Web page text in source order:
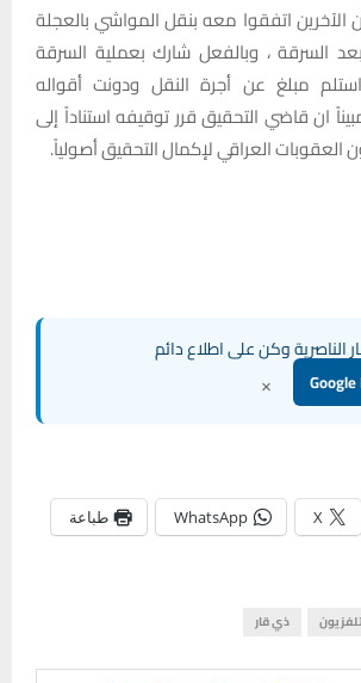
اتفقوا معه بنقل المواشي بالعجلة
السرقة ، وبالفعل شارك بعملية السرقة
مبلغ عن أجرة النقل ودونت أقواله
ان قاضي التحقيق قرر توقيفه استناداً إلى
الناصرية وكن على اطلاع دائم
×
X
WhatsApp طباعة
ذي قار